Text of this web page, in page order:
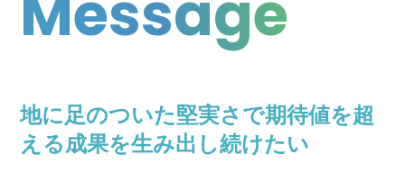
地に足のついた堅実さで期待値を超
える成果を生み出し続けたい